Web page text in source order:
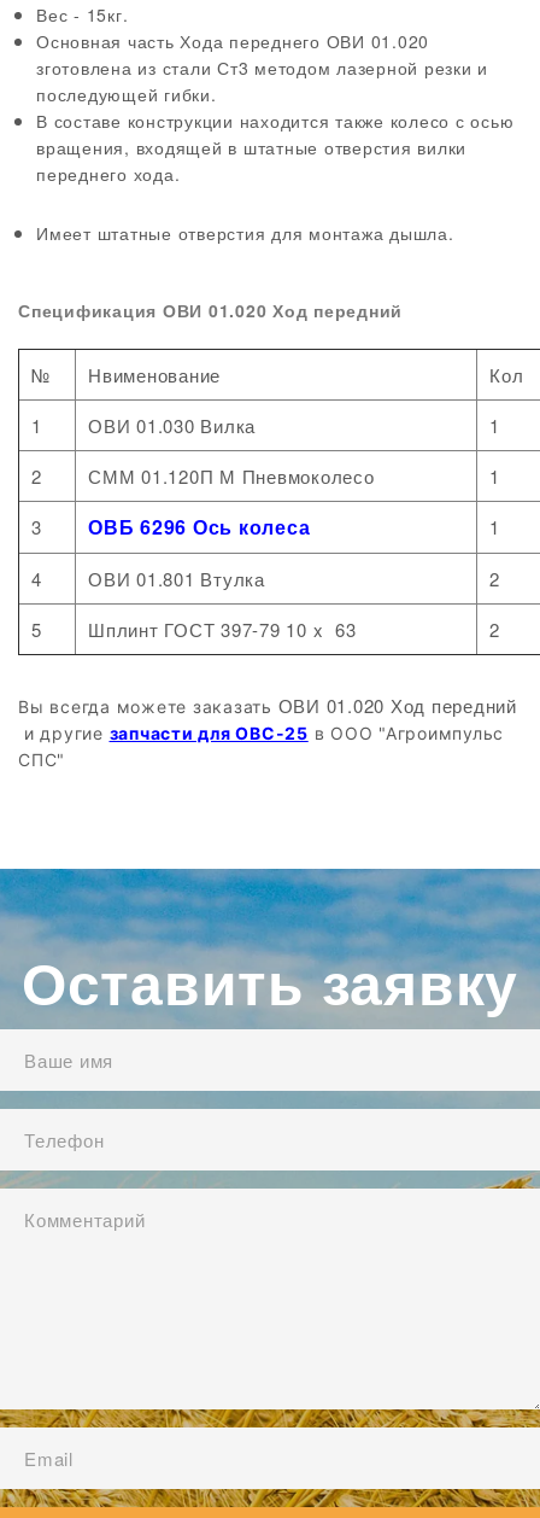
Вес - 15кг.
Основная часть Хода переднего ОВИ 01.020
зготовлена из стали Ст3 методом лазерной резки и
последующей гибки.
В составе конструкции находится также колесо с осью
вращения, входящей в штатные отверстия вилки
переднего хода.
Имеет штатные отверстия для монтажа дышла.
Спецификация ОВИ 01.020 Ход передний
№ Нвименование
Кол
1
ОВИ 01.030 Вилка
1
2
СММ 01.120П М Пневмоколесо
1
3
ОВБ 6296 Ось колеса 1
4 ОВИ 01.801 Втулка
2
5
Шплинт ГОСТ 397-79 10 x 63 2
Вы всегда можете заказать ОВИ 01.020 Ход передний​​
и другие запчасти для ОВС-25 в ООО "Агроимпульс
СПС"
Оставить заявку